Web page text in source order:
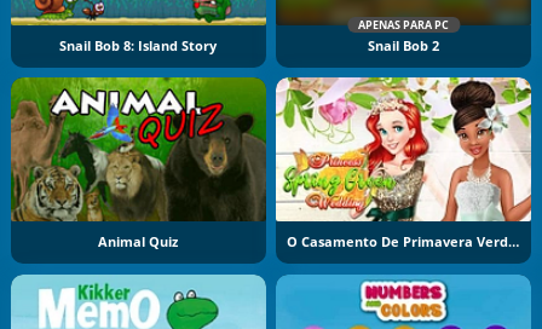
Snail Bob 8: Island Story
APENAS PARA PC
Snail Bob 2
Animal Quiz O Casamento De Primavera Verde De Tiana